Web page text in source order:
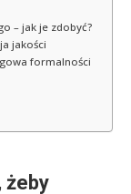
– jak je zdobyć?
jakości
formalności
żeby